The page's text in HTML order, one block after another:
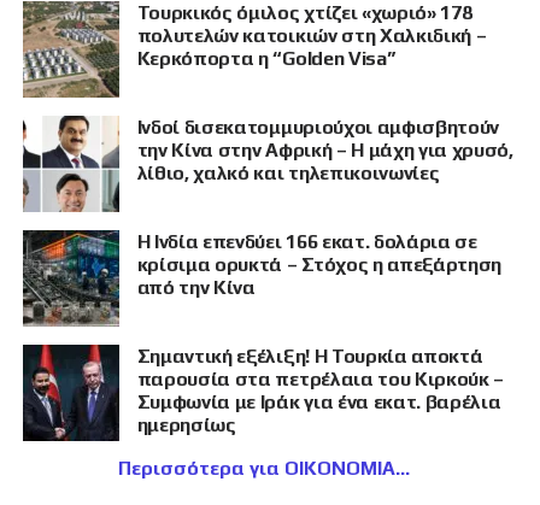
Τουρκικός όμιλος χτίζει «χωριό» 178
πολυτελών κατοικιών στη Χαλκιδική –
Κερκόπορτα η “Golden Visa”
Ινδοί δισεκατομμυριούχοι αμφισβητούν
την Κίνα στην Αφρική – Η μάχη για χρυσό,
λίθιο, χαλκό και τηλεπικοινωνίες
Η Ινδία επενδύει 166 εκατ. δολάρια σε
κρίσιμα ορυκτά – Στόχος η απεξάρτηση
από την Κίνα
Σημαντική εξέλιξη! Η Τουρκία αποκτά
παρουσία στα πετρέλαια του Κιρκούκ –
Συμφωνία με Ιράκ για ένα εκατ. βαρέλια
ημερησίως
Περισσότερα για ΟΙΚΟΝΟΜΙΑ